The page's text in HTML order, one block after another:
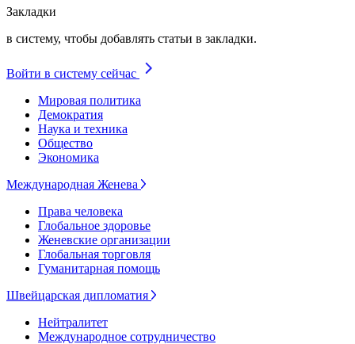
Закладки
в систему, чтобы добавлять статьи в закладки.
Войти в систему сейчас
Мировая политика
Демократия
Наука и техника
Общество
Экономика
Международная Женева
Права человека
Глобальное здоровье
Женевские организации
Глобальная торговля
Гуманитарная помощь
Швейцарская дипломатия
Нейтралитет
Международное сотрудничество